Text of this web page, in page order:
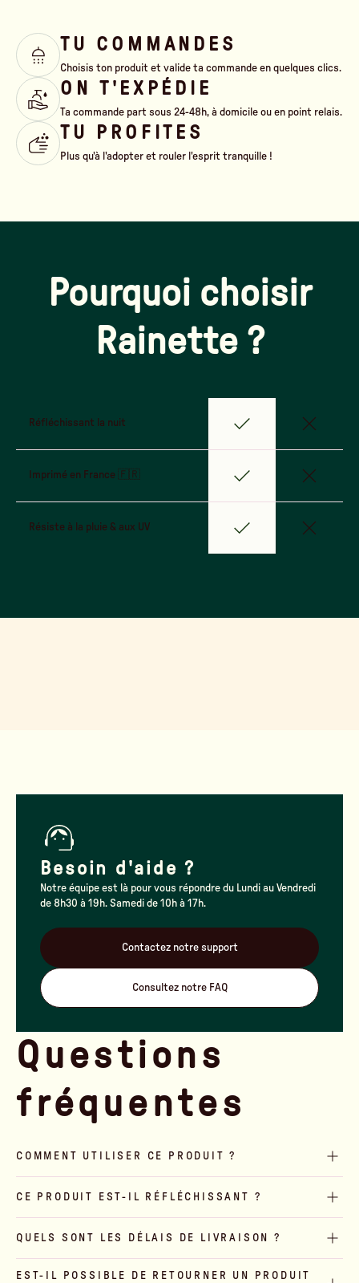
TU COMMANDES
Choisis ton produit et valide ta commande en quelques clics.
ON T'EXPÉDIE
Ta commande part sous 24-48h, à domicile ou en point relais.
TU PROFITES
Plus qu'à l'adopter et rouler l'esprit tranquille !
Pourquoi choisir
Rainette ?
Réfléchissant la nuit
Imprimé en France 🇫🇷
Résiste à la pluie & aux UV
Questions
fréquentes
COMMENT UTILISER CE PRODUIT ?
CE PRODUIT EST-IL RÉFLÉCHISSANT ?
QUELS SONT LES DÉLAIS DE LIVRAISON ?
EST-IL POSSIBLE DE RETOURNER UN PRODUIT
Besoin d'aide ?
Notre équipe est là pour vous répondre du Lundi au Vendredi
de 8h30 à 19h. Samedi de 10h à 17h.
Contactez notre support
Consultez notre FAQ